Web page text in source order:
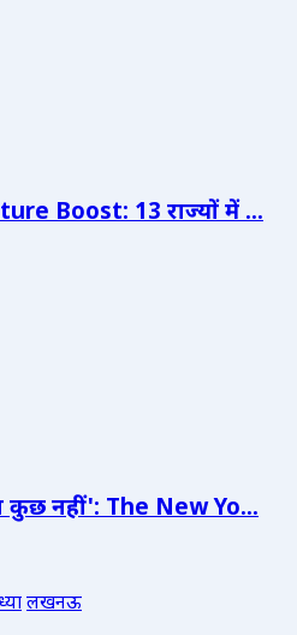
Boost: 13 राज्यों में ...
कुछ नहीं': The New Yo...
लखनऊ